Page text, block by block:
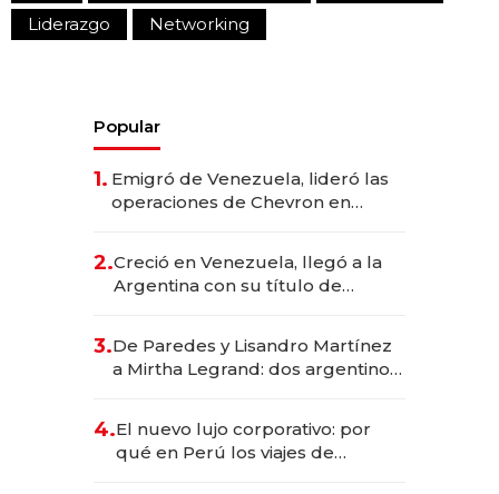
Liderazgo
Networking
Popular
1. Emigró de Venezuela, lideró las
operaciones de Chevron en
2.Creció en Venezuela, llegó a la
Argentina con su título de
las marcas "fast premium"
3.De Paredes y Lisandro Martínez
a Mirtha Legrand: dos argentinos
4.El nuevo lujo corporativo: por
qué en Perú los viajes de